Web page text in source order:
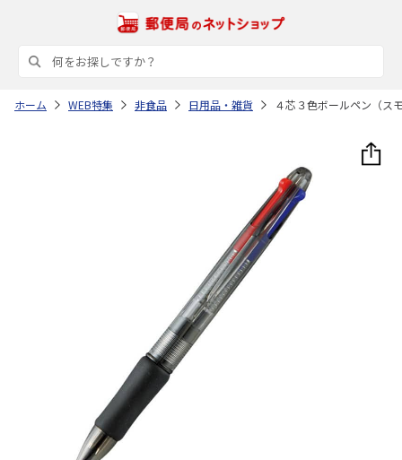
ホーム WEB特集 非食品 日用品・雑貨 ４芯３色ボールペン（